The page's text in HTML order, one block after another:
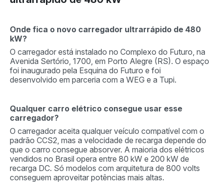
Onde fica o novo carregador ultrarrápido de 480
kW?
O carregador está instalado no Complexo do Futuro, na
Avenida Sertório, 1700, em Porto Alegre (RS). O espaço
foi inaugurado pela Esquina do Futuro e foi
desenvolvido em parceria com a WEG e a Tupi.
Qualquer carro elétrico consegue usar esse
carregador?
O carregador aceita qualquer veículo compatível com o
padrão CCS2, mas a velocidade de recarga depende do
que o carro consegue absorver. A maioria dos elétricos
vendidos no Brasil opera entre 80 kW e 200 kW de
recarga DC. Só modelos com arquitetura de 800 volts
conseguem aproveitar potências mais altas.